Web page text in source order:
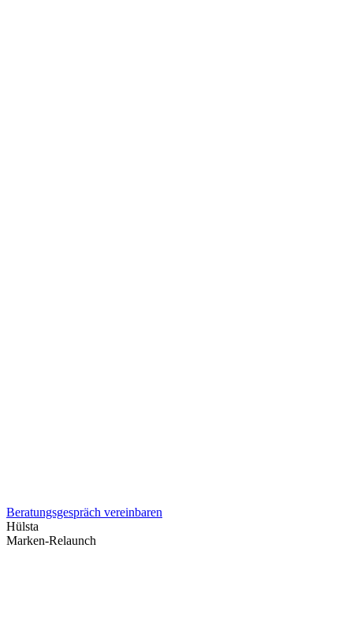
Beratungsgespräch vereinbaren
Hülsta
Marken-Relaunch